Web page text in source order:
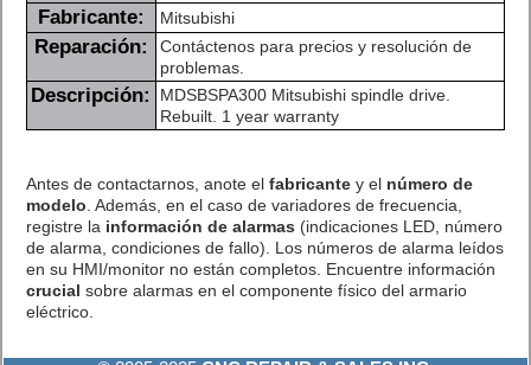
Fabricante: Mitsubishi
Reparación:
Contáctenos para precios y resolución de
problemas.
Descripción:
MDSBSPA300 Mitsubishi spindle drive.
Rebuilt. 1 year warranty
Antes de contactarnos, anote el fabricantey el número de
modelo . Además, en el caso de variadores de frecuencia,
registre la información de alarmas (indicaciones LED, número
de alarma, condiciones de fallo). Los números de alarma leídos
en su HMI/monitor no están completos. Encuentre información
crucial sobre alarmas en el componente físico del armario
eléctrico.